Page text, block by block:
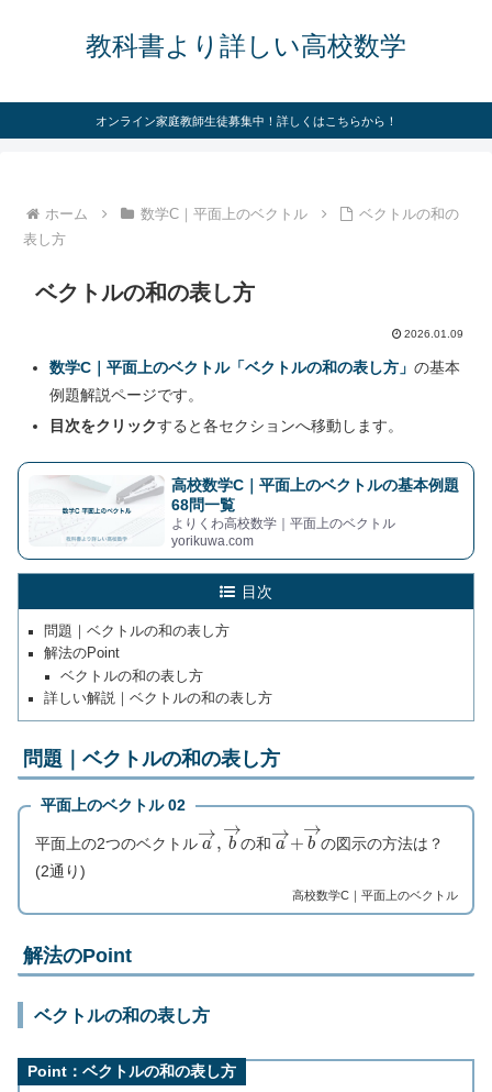
教科書より詳しい高校数学
オンライン家庭教師生徒募集中！詳しくはこちらから！
ホーム 数学C｜平面上のベクトル
ベクトルの和の
表し方
ベクトルの和の表し方
2026.01.09
数学C｜平面上のベクトル「ベクトルの和の表し方」 の基本
例題解説ページです。
目次をクリックすると各セクションへ移動します。
高校数学C｜平面上のベクトルの基本例題
68問一覧
よりくわ高校数学｜平面上のベクトル
yorikuwa.com
目次
問題｜ベクトルの和の表し方
解法のPoint
ベクトルの和の表し方
詳しい解説｜ベクトルの和の表し方
問題｜ベクトルの和の表し方
平面上のベクトル 02
平面上の2つのベクトル a→ , →
の和a→+b →
の図示の方法は？
(2通り)
高校数学C｜平面上のベクトル
解法のPoint
ベクトルの和の表し方
Point：ベクトルの和の表し方